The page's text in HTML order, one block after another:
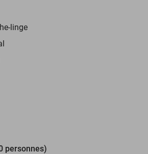
linge
personnes)